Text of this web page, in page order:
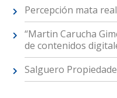
Percepción mata
“Martin Carucha
de contenidos
Salguero